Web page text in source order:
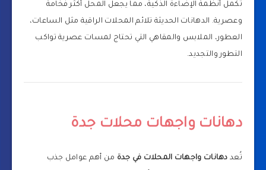
تكمل أنظمة الإضاءة الذكية، مما يجعل المحل أكثر فخامة
وعصرية. الدهانات الحديثة تلائم المحلات الراقية مثل الساعات،
العطور، الملابس والمقاهي التي تحتاج لمسات عصرية تواكب
التطور والتجديد.
دهانات واجهات محلات جدة
تُعد دهانات واجهات المحلات في جدة من أهم عوامل جذب